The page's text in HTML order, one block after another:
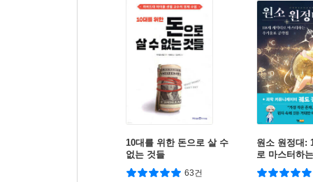
10대를 위한 돈으로 살 수
없는 것들
63건
원소 원정대:
로 마스터하
략집